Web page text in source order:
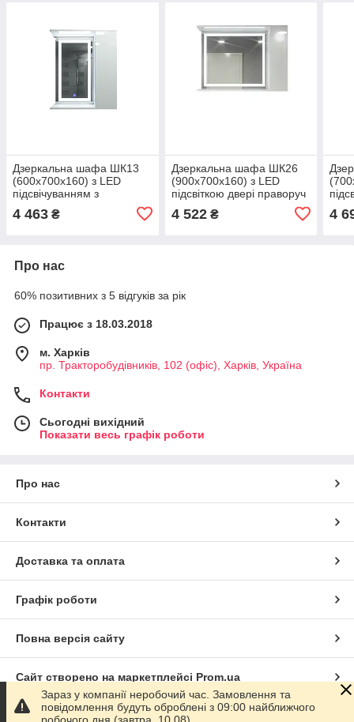
Дзеркальна шафа ШК13
(600х700х160) з LED
підсвічуванням з
сенсором двері праворуч
4 463 ₴
Дзеркальна шафа ШК26
(900х700х160) з LED
підсвіткою двері праворуч
4 522₴ 4
Про нас
60% позитивних з 5 відгуків за рік
Працює з 18.03.2018
м. Харків
пр. Тракторобудівників, 102 (офіс), Харків, Україна
Контакти
Сьогодні вихідний
Показати весь графік роботи
Про нас
Контакти
Доставка та оплата
Графік роботи
Повна версія сайту
Сайт створено на маркетплейсі Prom.ua
Політика конфіденційності
Зараз у компанії неробочий час. Замовлення та
повідомлення будуть оброблені з 09:00 найближчого